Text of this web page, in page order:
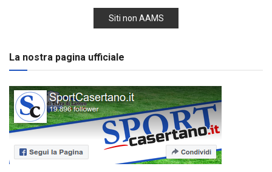
Siti non AAMS
La nostra pagina ufficiale